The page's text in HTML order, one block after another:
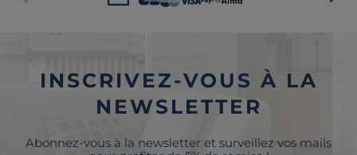
INSCRIVEZ-VOUS À LA
NEWSLETTER
Abonnez-vous à la newsletter et surveillez vos mails